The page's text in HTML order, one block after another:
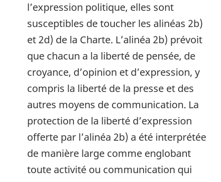
l’expression politique, elles sont
susceptibles de toucher les alinéas 2b)
et 2d) de la Charte. L’alinéa 2b) prévoit
que chacun a la liberté de pensée, de
croyance, d’opinion et d’expression, y
compris la liberté de la presse et des
autres moyens de communication. La
protection de la liberté d’expression
offerte par l’alinéa 2b) a été interprétée
de manière large comme englobant
toute activité ou communication qui